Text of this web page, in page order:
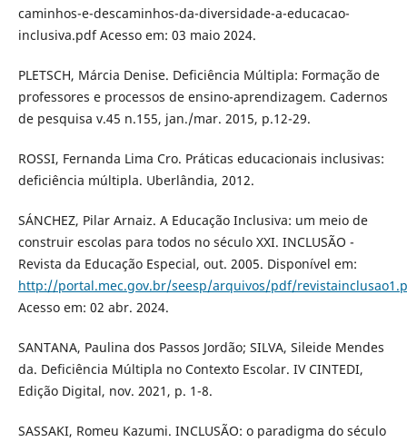
caminhos-e-descaminhos-da-diversidade-a-educacao-
inclusiva.pdf Acesso em: 03 maio 2024.
PLETSCH, Márcia Denise. Deficiência Múltipla: Formação de
professores e processos de ensino-aprendizagem. Cadernos
de pesquisa v.45 n.155, jan./mar. 2015, p.12-29.
ROSSI, Fernanda Lima Cro. Práticas educacionais inclusivas:
deficiência múltipla. Uberlândia, 2012.
SÁNCHEZ, Pilar Arnaiz. A Educação Inclusiva: um meio de
construir escolas para todos no século XXI. INCLUSÃO -
Revista da Educação Especial, out. 2005. Disponível em:
http://portal.mec.gov.br/seesp/arquivos/pdf/
Acesso em: 02 abr. 2024.
SANTANA, Paulina dos Passos Jordão; SILVA, Sileide Mendes
da. Deficiência Múltipla no Contexto Escolar. IV CINTEDI,
Edição Digital, nov. 2021, p. 1-8.
SASSAKI, Romeu Kazumi. INCLUSÃO: o paradigma do século